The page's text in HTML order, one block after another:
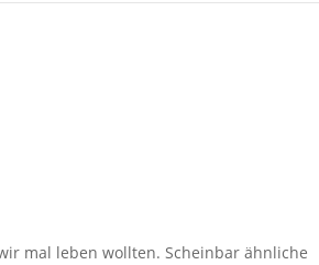
mal leben wollten. Scheinbar ähnliche